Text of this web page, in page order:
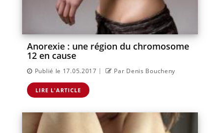
Anorexie : une région du chromosome
12 en cause
Publié le 17.05.2017 | Par Denis Boucheny
LIRE L'ARTICLE